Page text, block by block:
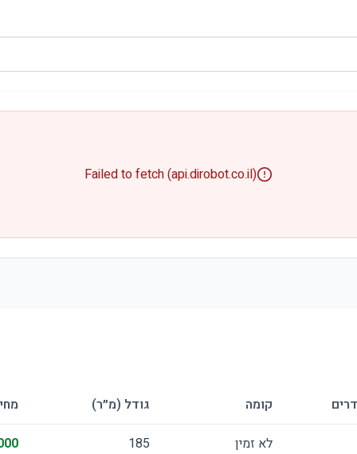
Failed to fetch (api.dirobot.co.il)
קומה גודל (מ״ר)
לא זמין 185